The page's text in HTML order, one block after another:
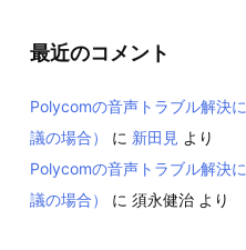
最近のコメント
Polycomの音声トラブル解決
議の場合）
に 新田見 より
Polycomの音声トラブル解決
議の場合）
に 須永健治 より